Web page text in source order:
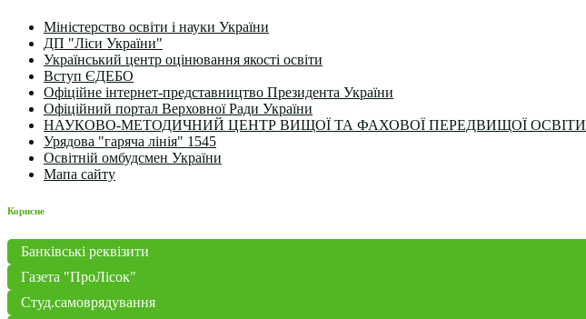
Міністерство освіти і науки України
ДП "Ліси України"
Український центр оцінювання якості освіти
Вступ ЄДЕБО
Офіційне інтернет-представництво Президента України
Офіційний портал Верховної Ради України
НАУКОВО-МЕТОДИЧНИЙ ЦЕНТР ВИЩОЇ ТА ФАХОВОЇ ПЕРЕДВИЩОЇ ОСВІТИ
Урядова "гаряча лінія" 1545
Освітній омбудсмен України
Мапа сайту
Корисне
Банківські реквізити
Газета "ПроЛісок"
Студ.самоврядування